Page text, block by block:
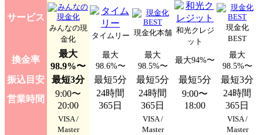
サービス
みんなの現
金化
タイムリー 現金化本舗 和光クレジ
ット
現金化
BEST
換金率
最大
98.9%〜
最大
98.6%〜
最大
98.5%〜
最大94%〜
最大
98.5%〜
振込目安 最短3分 最短5分 最短5分 最短5分
最短3分
営業時間
9:00〜
20:00
24時間
365日
24時間
365日
9:00〜
18:00
24時間
365日
VISA /
Master
VISA /
Master
VISA /
Master